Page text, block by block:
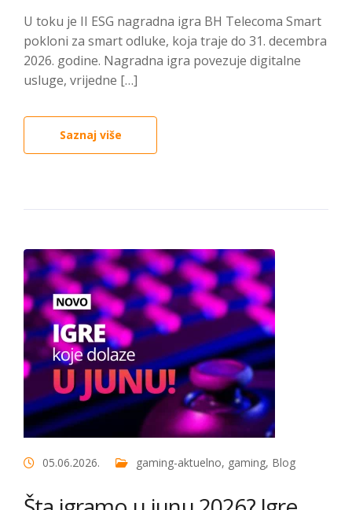
U toku je II ESG nagradna igra BH Telecoma Smart
pokloni za smart odluke, koja traje do 31. decembra
2026. godine. Nagradna igra povezuje digitalne
usluge, vrijedne […]
Saznaj više
05.06.2026. gaming-aktuelno, gaming, Blog